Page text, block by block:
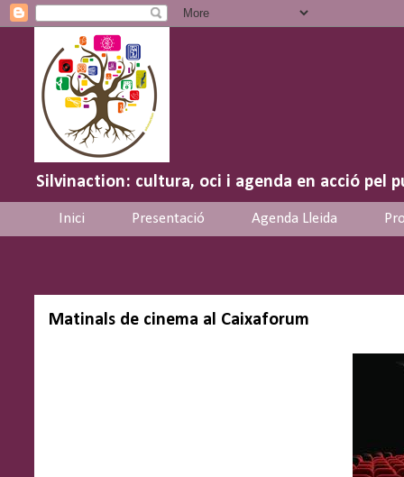
Silvinaction: cultura, oci i agenda en acció pel
Inici Presentació Agenda Lleida
Matinals de cinema al Caixaforum